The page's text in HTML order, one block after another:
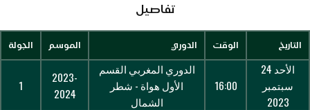
تفاصيل
التاريخ الوقت الدوري الموسم الجولة
الأحد 24
سبتمبر
2023
16:00
الدوري المغربي القسم
الأول هواة - شطر
الشمال
2023-
2024
1